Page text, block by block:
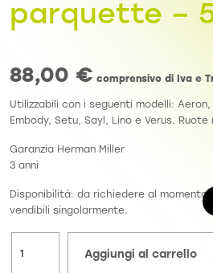
parquette –
88,00 € comprensivo di Iva e
Utilizzabili con i seguenti modelli:
Embody, Setu, Sayl, Lino e Verus.
Garanzia Herman Miller
3 anni
Disponibilità: da richiedere al momento
vendibili singolarmente.
Aggiungi al carrello